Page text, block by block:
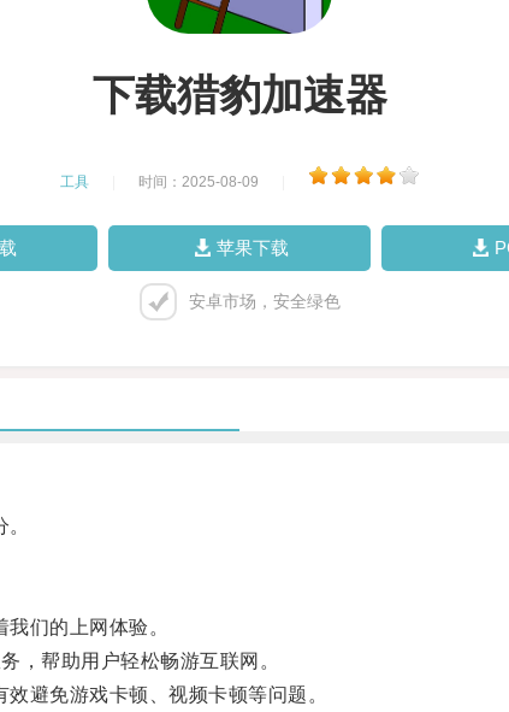
下载猎豹加速器
工具 时间：2025-08-09
苹果下载
安卓市场，安全绿色
们的上网体验。
帮助用户轻松畅游互联网。
避免游戏卡顿、视频卡顿等问题。